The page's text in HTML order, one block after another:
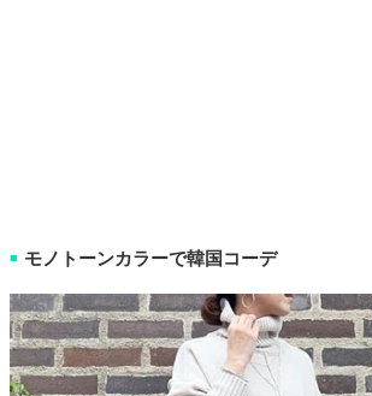
■ モノトーンカラーで韓国コーデ